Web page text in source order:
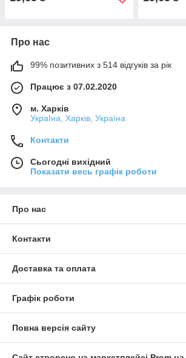
Про нас
99% позитивних з 514 відгуків за рік
Працює з 07.02.2020
м. Харків
УкраІна, Харків, Україна
Контакти
Сьогодні вихідний
Показати весь графік роботи
Про нас
Контакти
Доставка та оплата
Графік роботи
Повна версія сайту